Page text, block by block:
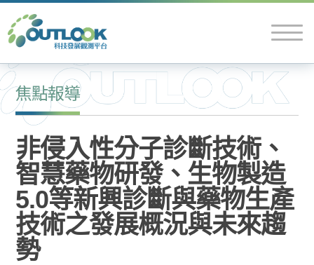
焦點報導
非侵入性分子診斷技術、
智慧藥物研發、生物製造
5.0等新興診斷與藥物生產
技術之發展概況與未來趨
勢